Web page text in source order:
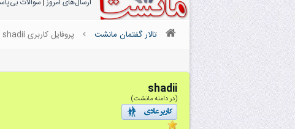
ارسال‌های امروز| سوالات
تالار گفتمان مانشت پروفایل کاربری shadii
shadii
(در دامنه مانشت)